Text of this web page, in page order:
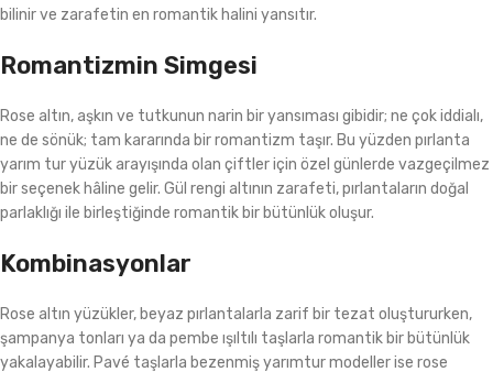
bilinir ve zarafetin en romantik halini yansıtır.
Romantizmin Simgesi
Rose altın, aşkın ve tutkunun narin bir yansıması gibidir; ne çok iddialı,
ne de sönük; tam kararında bir romantizm taşır. Bu yüzden pırlanta
yarım tur yüzük arayışında olan çiftler için özel günlerde vazgeçilmez
bir seçenek hâline gelir. Gül rengi altının zarafeti, pırlantaların doğal
parlaklığı ile birleştiğinde romantik bir bütünlük oluşur.
Kombinasyonlar
Rose altın yüzükler, beyaz pırlantalarla zarif bir tezat oluştururken,
şampanya tonları ya da pembe ışıltılı taşlarla romantik bir bütünlük
yakalayabilir. Pavé taşlarla bezenmiş yarımtur modeller ise rose